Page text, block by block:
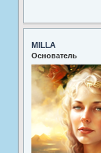
MILLA
Основатель